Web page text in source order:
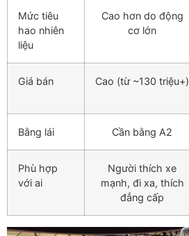
Mức tiêu
hao nhiên
liệu
Cao hơn do động
cơ lớn
Giá bán Cao (từ ~130 triệu+)
Bằng lái Cần bằng A2
Phù hợp
với ai
Người thích xe
mạnh, đi xa, thích
đẳng cấp